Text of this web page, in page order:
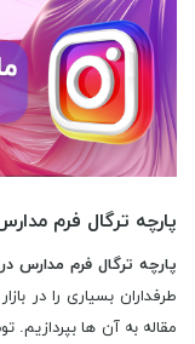
پارچه ترگال فرم
پارچه ترگال فرم مدارس
طرفداران بسیاری را در
مقاله به آن ها بپردازیم.